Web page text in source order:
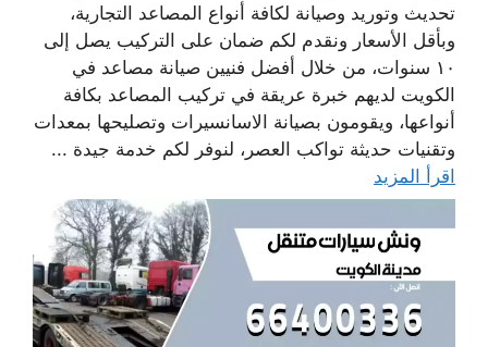
تحديث وتوريد وصيانة لكافة أنواع المصاعد التجارية،
وبأقل الأسعار ونقدم لكم ضمان على التركيب يصل إلى
١٠ سنوات، من خلال أفضل فنيين صيانة مصاعد في
الكويت لديهم خبرة عريقة في تركيب المصاعد بكافة
أنواعها، ويقومون بصيانة الاسانسيرات وتصليحها بمعدات
وتقنيات حديثة تواكب العصر، لنوفر لكم خدمة جيدة ...
اقرأ المزيد